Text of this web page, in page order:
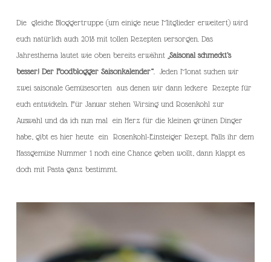
Die gleiche Bloggertruppe (um einige neue Mitglieder erweitert) wird
euch natürlich auch 2018 mit tollen Rezepten versorgen. Das
Jahresthema lautet wie oben bereits erwähnt „Saisonal schmeckt’s
besser! Der Foodblogger Saisonkalender“. Jeden Monat suchen wir
zwei saisonale Gemüsesorten aus denen wir dann leckere Rezepte für
euch entwickeln. Für Januar stehen Wirsing und Rosenkohl zur
Auswahl und da ich nun mal ein Herz für die kleinen grünen Dinger
habe, gibt es hier heute ein Rosenkohl-Einsteiger Rezept. Falls ihr dem
Hassgemüse Nummer 1 noch eine Chance geben wollt, dann klappt es
doch mit Pasta ganz bestimmt.